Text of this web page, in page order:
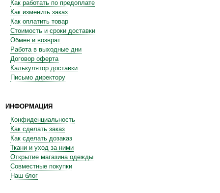
Как работать по предоплате
Как изменить заказ
Как оплатить товар
Стоимость и сроки доставки
Обмен и возврат
Работа в выходные дни
Договор оферта
Калькулятор доставки
Письмо директору
ИНФОРМАЦИЯ
Конфиденциальность
Как сделать заказ
Как сделать дозаказ
Ткани и уход за ними
Открытие магазина одежды
Совместные покупки
Наш блог